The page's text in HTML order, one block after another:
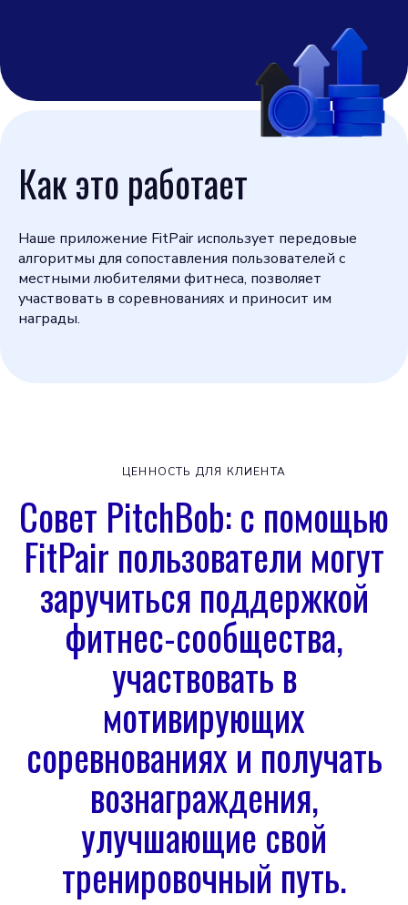
Как это работает
Наше приложение FitPair использует передовые
алгоритмы для сопоставления пользователей с
местными любителями фитнеса, позволяет
участвовать в соревнованиях и приносит им
награды.
ЦЕННОСТЬ ДЛЯ КЛИЕНТА
Совет PitchBob: с помощью
FitPair пользователи могут
заручиться поддержкой
фитнес-сообщества,
участвовать в
мотивирующих
соревнованиях и получать
вознаграждения,
улучшающие свой
тренировочный путь.